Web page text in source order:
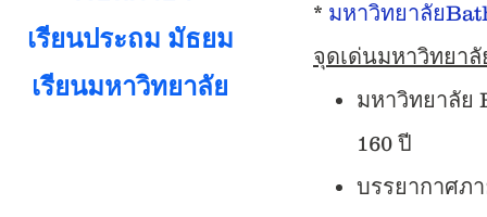
เรียนประถม มัธยม
เรียนมหาวิทยาลัย
* มหาวิทยาลัย
จุดเด่นมหาวิทยา
มหาวิทยาลัย
160 ปี
บรรยากาศภ